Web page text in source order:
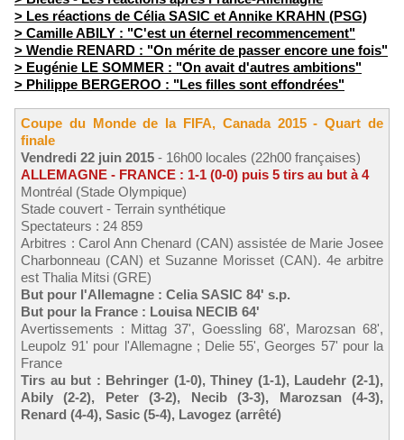
> Les réactions de Célia SASIC et Annike KRAHN (PSG)
> Camille ABILY : "C'est un éternel recommencement"
> Wendie RENARD : "On mérite de passer encore une fois"
> Eugénie LE SOMMER : "On avait d'autres ambitions"
> Philippe BERGEROO : "Les filles sont effondrées"
Coupe du Monde de la FIFA, Canada 2015 - Quart de
finale
Vendredi 22 juin 2015 - 16h00 locales (22h00 françaises)
ALLEMAGNE - FRANCE : 1-1 (0-0) puis 5 tirs au but à 4
Montréal (Stade Olympique)
Stade couvert - Terrain synthétique
Spectateurs : 24 859
Arbitres : Carol Ann Chenard (CAN) assistée de Marie Josee
Charbonneau (CAN) et Suzanne Morisset (CAN). 4e arbitre
est Thalia Mitsi (GRE)
But pour l'Allemagne : Celia SASIC 84' s.p.
But pour la France : Louisa NECIB 64'
Avertissements : Mittag 37', Goessling 68', Marozsan 68',
Leupolz 91' pour l'Allemagne ; Delie 55', Georges 57' pour la
France
Tirs au but : Behringer (1-0), Thiney (1-1), Laudehr (2-1),
Abily (2-2), Peter (3-2), Necib (3-3), Marozsan (4-3),
Renard (4-4), Sasic (5-4), Lavogez (arrêté)